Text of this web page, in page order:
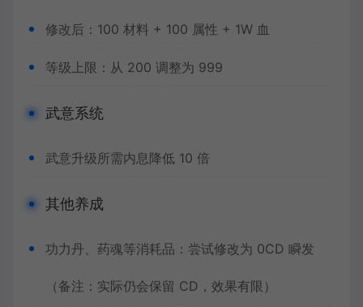
修改后：100 材料 + 100 属性 + 1W 血
等级上限：从 200 调整为 999
武意系统
武意升级所需内息降低 10 倍
其他养成
功力丹、药魂等消耗品：尝试修改为 0CD 瞬发
（备注：实际仍会保留 CD，效果有限）